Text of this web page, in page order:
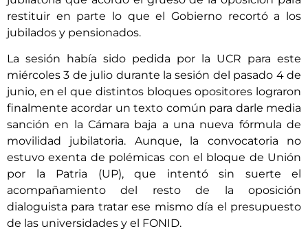
restituir en parte lo que el Gobierno recortó a los
jubilados y pensionados.
La sesión había sido pedida por la UCR para este
miércoles 3 de julio durante la sesión del pasado 4 de
junio, en el que distintos bloques opositores lograron
finalmente acordar un texto común para darle media
sanción en la Cámara baja a una nueva fórmula de
movilidad jubilatoria. Aunque, la convocatoria no
estuvo exenta de polémicas con el bloque de Unión
por la Patria (UP), que intentó sin suerte el
acompañamiento del resto de la oposición
dialoguista para tratar ese mismo día el presupuesto
de las universidades y el FONID.